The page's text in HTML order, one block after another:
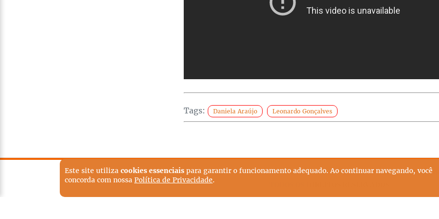
Tags: Daniela Araújo Leonardo Gonçalves
TERMOS DE USO POLÍTICA EDITORIAL POLÍTICA DE PRIVACIDADE EXPEDIENTE QUEM
Este site utiliza cookies essenciais para garantir o funcionamento adequado. Ao continuar navegando, você
concorda com nossa Política de Privacidade.